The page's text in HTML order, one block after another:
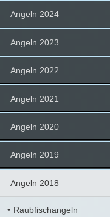
Angeln 2024
Angeln 2023
Angeln 2022
Angeln 2021
Angeln 2020
Angeln 2019
Angeln 2018
Raubfischangeln